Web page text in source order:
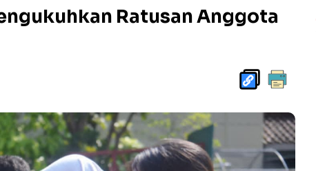
Ratusan Anggota